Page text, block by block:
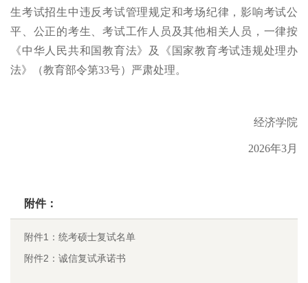
生考试招生中违反考试管理规定和考场纪律，影响考试公
平、公正的考生、考试工作人员及其他相关人员，一律按
《中华人民共和国教育法》及《国家教育考试违规处理办
法》（教育部令第33号）严肃处理。
经济学院
2026年3月
附件：
附件1：统考硕士复试名单
附件2：诚信复试承诺书